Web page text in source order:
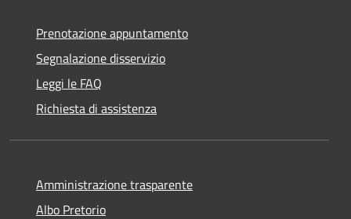
Prenotazione appuntamento
Segnalazione disservizio
Leggi le FAQ
Richiesta di assistenza
Amministrazione trasparente
Albo Pretorio